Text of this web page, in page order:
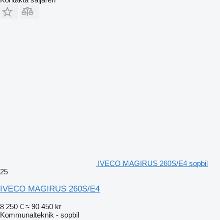
IVECO MAGIRUS 260S/E4 sopbil
25
IVECO MAGIRUS 260S/E4
8 250 € ≈ 90 450 kr
Kommunalteknik - sopbil